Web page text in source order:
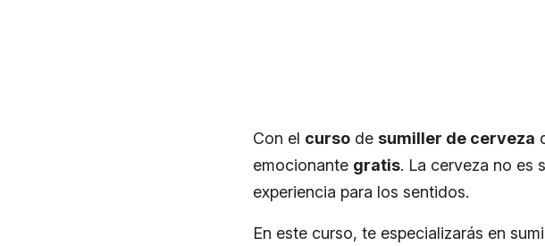
Con el curso de sumiller de cerveza
emocionante gratis. La cerveza no es
experiencia para los sentidos.
En este curso, te especializarás en